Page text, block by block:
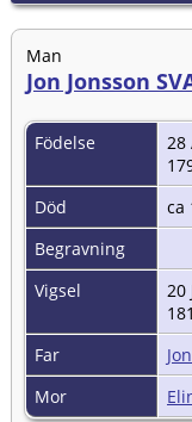
Man
Jon Jonsson
Födelse
28
Död
ca
Begravning
Vigsel
20
Far
Mor